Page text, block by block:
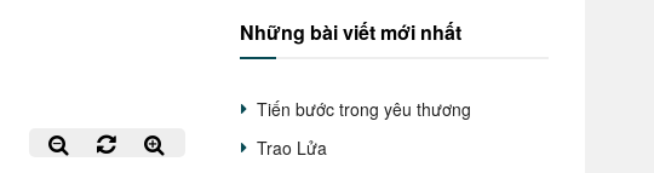
Những bài viết mới nhất
Tiến bước trong yêu thương
Trao Lửa